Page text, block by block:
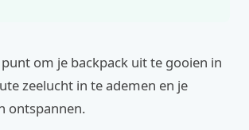
om je backpack uit te gooien in
zeelucht in te ademen en je
ontspannen.